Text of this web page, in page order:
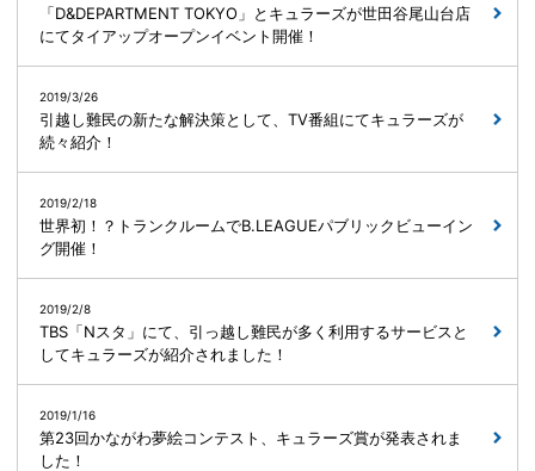
「D&DEPARTMENT TOKYO」とキュラーズが世田谷尾山台店
にてタイアップオープンイベント開催！
2019/3/26
引越し難民の新たな解決策として、TV番組にてキュラーズが
続々紹介！
2019/2/18
世界初！？トランクルームでB.LEAGUEパブリックビューイン
グ開催！
2019/2/8
TBS「Nスタ」にて、引っ越し難民が多く利用するサービスと
してキュラーズが紹介されました！
2019/1/16
第23回かながわ夢絵コンテスト、キュラーズ賞が発表されま
した！